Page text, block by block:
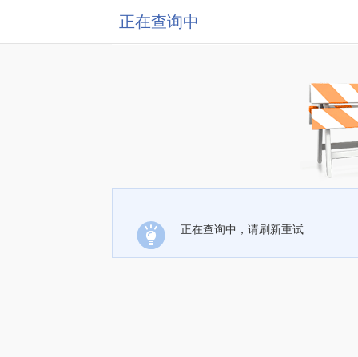
正在查询中
正在查询中，请刷新重试